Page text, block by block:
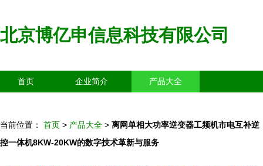
北京博亿申信息科技有限公司
首页 企业简介 产品大全
当前位置： 首页 > 产品大全 > 离网单相大功率逆变器工频机市电互补逆
控一体机8KW-20KW的数字技术革新与服务